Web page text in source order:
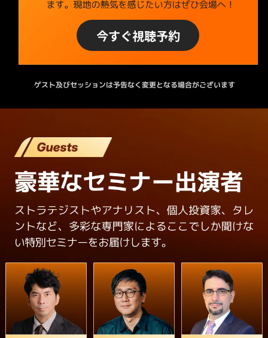
今すぐ視聴予約
ゲスト及びセッションは予告なく変更となる場合がございます